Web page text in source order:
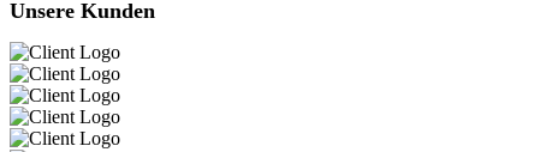
Unsere Kunden